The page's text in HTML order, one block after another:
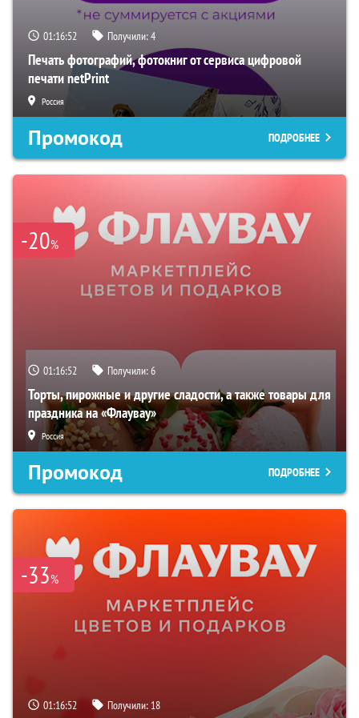
01:16:51 Получили:4
Печать фотографий, фотокниг от сервиса цифровой
печати netPrint
Россия
Промокод ПОДРОБНЕЕ
-20%
01:16:51 Получили:6
Торты, пирожные и другие сладости, а также товары для
праздника на «Флаувау»
Россия
Промокод ПОДРОБНЕЕ
-33%
01:16:51 Получили: 18